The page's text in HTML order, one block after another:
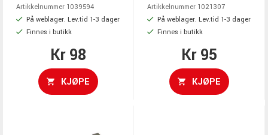
Artikkelnummer 1039594
På weblager. Lev.tid 1-3 dager
Finnes i butikk
Kr 98
KJØPE
Artikkelnummer 1021307
På weblager. Lev.tid 1-3 dager
Finnes i butikk
Kr 95
KJØPE